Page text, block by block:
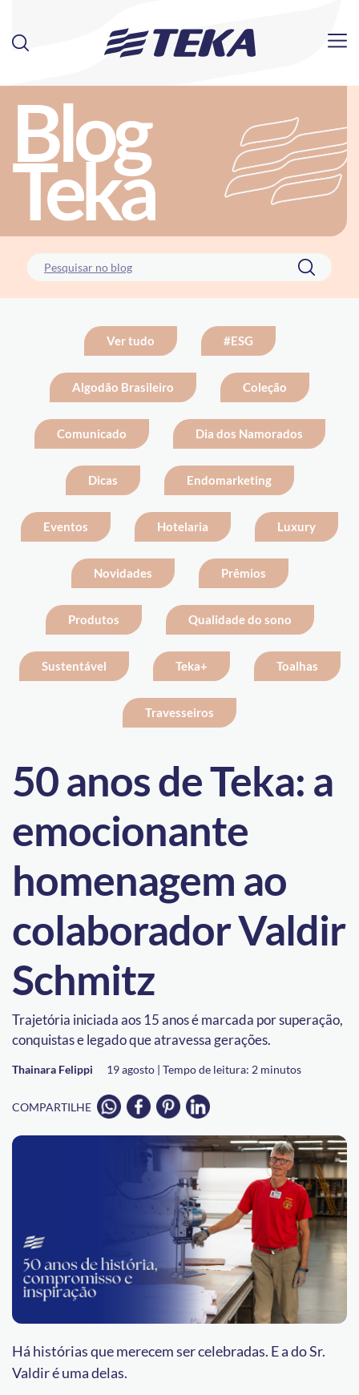
Blog
Teka
Ver tudo #ESG
Algodão Brasileiro Coleção
Comunicado Dia dos Namorados
Dicas Endomarketing
Eventos Hotelaria Luxury
Novidades Prêmios
Produtos Qualidade do sono
Sustentável Teka+ Toalhas
Travesseiros
50 anos de Teka: a
emocionante
homenagem ao
colaborador Valdir
Schmitz
Trajetória iniciada aos 15 anos é marcada por superação,
conquistas e legado que atravessa gerações.
Thainara Felippi 19 agosto | Tempo de leitura: 2 minutos
COMPARTILHE
Há histórias que merecem ser celebradas. E a do Sr.
Valdir é uma delas.